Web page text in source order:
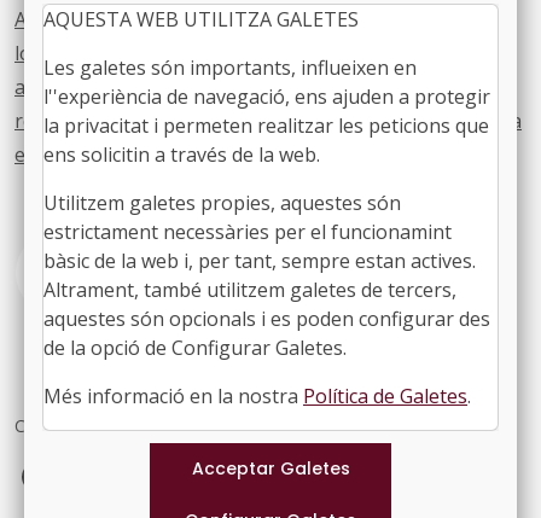
Abans de la finalització del curs 2022-2023 tots els ens
locals amb competències delegades segons el règim
anterior han d'haver comunicat l'acceptació o la
renúncia expressa de conformitat amb el que determina
el punt 3 de l’acord.
Vegeu l'acord
Comparteix
LinkedIn
AQUESTA WEB UTILITZA GALETES
Les galetes són importants, influeixen en
l''experiència de navegació, ens ajuden a protegir
la privacitat i permeten realitzar les peticions que
ens solicitin a través de la web.
Utilitzem galetes propies, aquestes són
estrictament necessàries per el funcionamint
bàsic de la web i, per tant, sempre estan actives.
Altrament, també utilitzem galetes de tercers,
aquestes són opcionals i es poden configurar des
de la opció de Configurar Galetes.
Més informació en la nostra Política de Galetes.